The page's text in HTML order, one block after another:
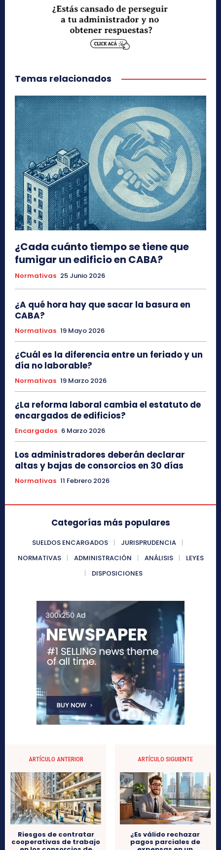
Temas relacionados
¿Cada cuánto tiempo se tiene que
fumigar un edificio en CABA?
Normativas 25 Junio 2026
¿A qué hora hay que sacar la basura en
CABA?
Normativas 19 Mayo 2026
¿Cuál es la diferencia entre un feriado y un
día no laborable?
Normativas 19 Marzo 2026
¿La reforma laboral cambia el estatuto de
encargados de edificios?
Encargados 6 Marzo 2026
Los administradores deberán declarar
altas y bajas de consorcios en 30 días
Normativas 11 Febrero 2026
Categorías más populares
SUELDOS ENCARGADOS
JURISPRUDENCIA
NORMATIVAS
ADMINISTRACIÓN ANÁLISIS
LEYES
DISPOSICIONES
ARTÍCULO ANTERIOR
Riesgos de contratar
cooperativas de trabajo
ARTÍCULO SIGUIENTE
¿Es válido rechazar
pagos parciales de